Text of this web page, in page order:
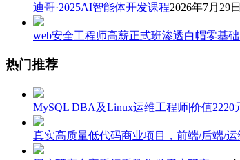
迪哥·2025AI智能体开发课程2026年7月29日
web安全工程师高薪正式班渗透白帽零基础
热门推荐
MySQL DBA及Linux运维工程师|价值2220
真实高质量低代码商业项目，前端/后端/